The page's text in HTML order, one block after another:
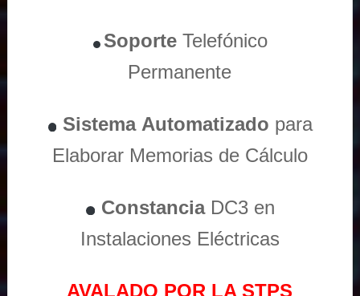
Soporte Telefónico
Permanente
Sistema Automatizado para
Elaborar Memorias de Cálculo
ConstanciaDC3 en
Instalaciones Eléctricas
AVALADO POR LA STPS